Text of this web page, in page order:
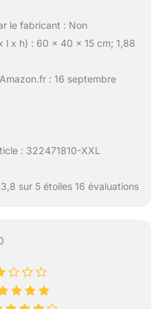
le fabricant : Non
l x h) : 60 x 40 x 15 cm; 1,88
: 16 septembre
: 322471810-XXL
sur 5 étoiles 16 évaluations